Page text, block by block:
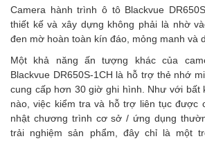
Camera hành trình ô tô Blackvue
thiết kế và xây dựng không phải là nhờ
đen mờ hoàn toàn kín đáo, mỏng manh và
Một khả năng ấn tượng khác của
Blackvue DR650S-1CH là hỗ trợ thẻ nhớ
cung cấp hơn 30 giờ ghi hình. Như với bất
nào, việc kiểm tra và hỗ trợ liên tục được
nhật chương trình cơ sở / ứng dụng
trải nghiệm sản phẩm, đây chỉ là một